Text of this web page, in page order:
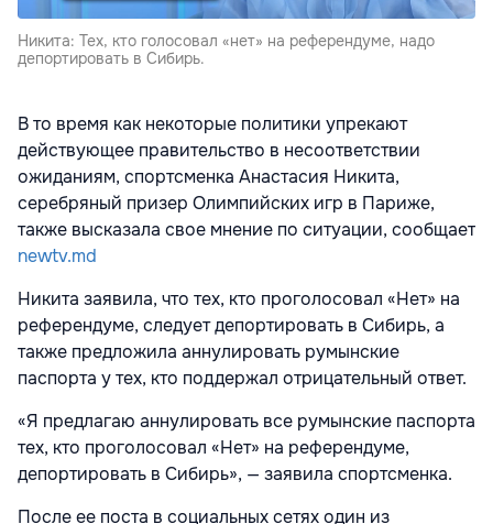
Никита: Тех, кто голосовал «нет» на референдуме, надо
депортировать в Сибирь.
В то время как некоторые политики упрекают
действующее правительство в несоответствии
ожиданиям, спортсменка Анастасия Никита,
серебряный призер Олимпийских игр в Париже,
также высказала свое мнение по ситуации, сообщает
newtv.md
Никита заявила, что тех, кто проголосовал «Нет» на
референдуме, следует депортировать в Сибирь, а
также предложила аннулировать румынские
паспорта у тех, кто поддержал отрицательный ответ.
«Я предлагаю аннулировать все румынские паспорта
тех, кто проголосовал «Нет» на референдуме,
депортировать в Сибирь», — заявила спортсменка.
После ее поста в социальных сетях один из